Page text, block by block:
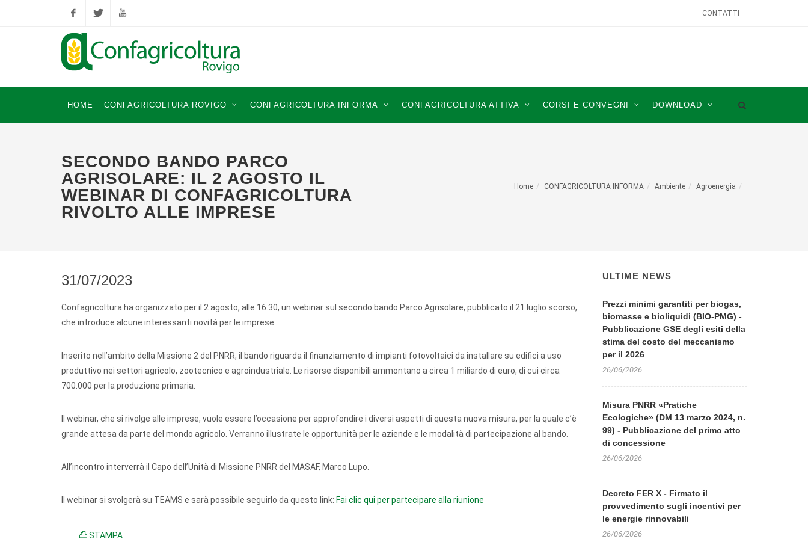
FacebookTwitter YouTube
CONTATTI
HOME CONFAGRICOLTURA ROVIGO CONFAGRICOLTURA INFORMA CONFAGRICOLTURA ATTIVA CORSI E CONVEGNI DOWNLOAD
SECONDO BANDO PARCO
AGRISOLARE: IL 2 AGOSTO IL
WEBINAR DI CONFAGRICOLTURA
RIVOLTO ALLE IMPRESE
Home CONFAGRICOLTURA INFORMA Ambiente Agroenergia
31/07/2023
Confagricoltura ha organizzato per il 2 agosto, alle 16.30, un webinar sul secondo bando Parco Agrisolare, pubblicato il 21 luglio scorso,
che introduce alcune interessanti novità per le imprese.
Inserito nell’ambito della Missione 2 del PNRR, il bando riguarda il finanziamento di impianti fotovoltaici da installare su edifici a uso
produttivo nei settori agricolo, zootecnico e agroindustriale. Le risorse disponibili ammontano a circa 1 miliardo di euro, di cui circa
700.000 per la produzione primaria.
Il webinar, che si rivolge alle imprese, vuole essere l’occasione per approfondire i diversi aspetti di questa nuova misura, per la quale c’è
grande attesa da parte del mondo agricolo. Verranno illustrate le opportunità per le aziende e le modalità di partecipazione al bando.
All’incontro interverrà il Capo dell’Unità di Missione PNRR del MASAF, Marco Lupo.
Il webinar si svolgerà su TEAMS e sarà possibile seguirlo da questo link: Fai clic qui per partecipare alla riunione
STAMPA
ULTIME NEWS
Prezzi minimi garantiti per biogas,
biomasse e bioliquidi (BIO-PMG) -
Pubblicazione GSE degli esiti della
stima del costo del meccanismo
per il 2026
26/06/2026
Misura PNRR «Pratiche
Ecologiche» (DM 13 marzo 2024, n.
99) - Pubblicazione del primo atto
di concessione
26/06/2026
Decreto FER X - Firmato il
provvedimento sugli incentivi per
le energie rinnovabili
26/06/2026